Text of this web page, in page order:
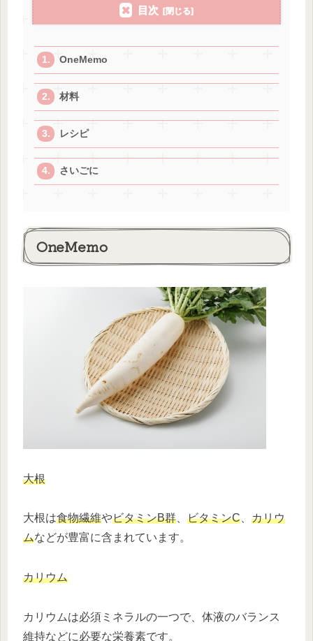
目次
OneMemo
材料
レシピ
さいごに
OneMemo
大根
大根は食物繊維やビタミンB群、 ビタミンC、 カリウ
ムなどが豊富に含まれています。
カリウム
カリウムは必須ミネラルの一つで、体液のバランス
維持などに必要な栄養素です。